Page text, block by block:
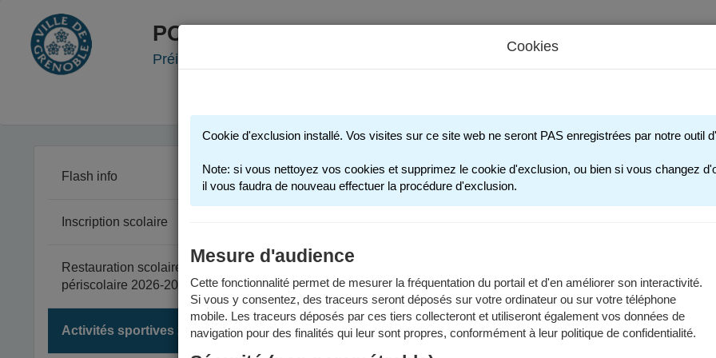
PORTAIL FAMILLE
Préinscription scolaire - Accueils périscolaires - Restauration scolaire - Sports
Flash info
Inscription scolaire
Restauration scolaire et
périscolaire 2026-2027
Activités sportives 2025-2026
ACTIVITÉS
Les activités sportives proposées par la Ville de Grenoble sont encadrées
Activités sportives - 2025/2026
Toutes les programmations et informations utiles des modules et des
Cookies
Cookie d'exclusion installé. Vos visites sur ce site web ne seront PAS enregistrées par notre outil
Note: si vous nettoyez vos cookies et supprimez le cookie d'exclusion, ou bien si vous changez
il vous faudra de nouveau effectuer la procédure d'exclusion.
Mesure d'audience
Cette fonctionnalité permet de mesurer la fréquentation du portail et d'en améliorer son interactivité.
Si vous y consentez, des traceurs seront déposés sur votre ordinateur ou sur votre téléphone
mobile. Les traceurs déposés par ces tiers collecteront et utiliseront également vos données de
navigation pour des finalités qui leur sont propres, conformément à leur politique de confidentialité.